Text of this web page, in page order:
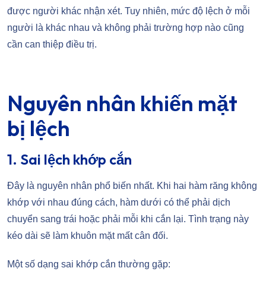
được người khác nhận xét. Tuy nhiên, mức độ lệch ở mỗi
người là khác nhau và không phải trường hợp nào cũng
cần can thiệp điều trị.
Nguyên nhân khiến mặt
bị lệch
1. Sai lệch khớp cắn
Đây là nguyên nhân phổ biến nhất. Khi hai hàm răng không
khớp với nhau đúng cách, hàm dưới có thể phải dịch
chuyển sang trái hoặc phải mỗi khi cắn lại. Tình trạng này
kéo dài sẽ làm khuôn mặt mất cân đối.
Một số dạng sai khớp cắn thường gặp: